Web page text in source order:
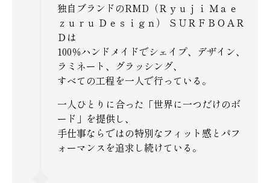
独自ブランドのRMD（Ｒｙｕｊｉ Ｍａｅ
ｚｕｒｕ Ｄｅｓｉｇｎ） ＳＵＲＦＢＯＡＲ
Ｄは
100％ハンドメイドでシェイプ、デザイン、
ラミネート、グラッシング、
すべての工程を一人で行っている。
一人ひとりに合った「世界に一つだけのボ
ード」を提供し、
手仕事ならではの特別なフィット感とパフ
ォーマンスを追求し続けている。